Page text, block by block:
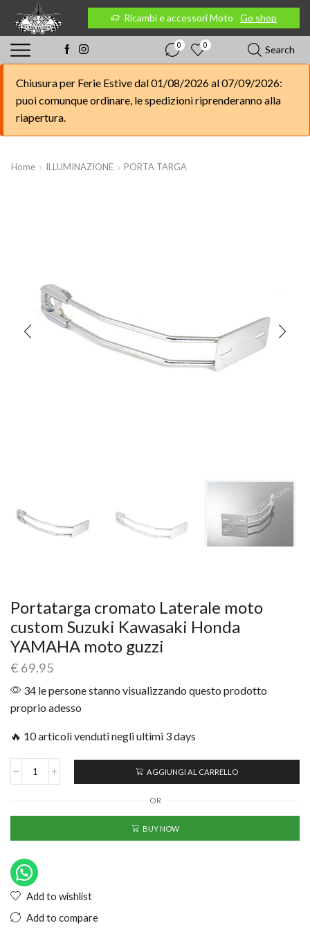
Go shop Ricambi e accessori Moto Go shop
0 0 Search
Chiusura per Ferie Estive dal 01/08/2026 al 07/09/2026:
puoi comunque ordinare, le spedizioni riprenderanno alla
riapertura.
Home ILLUMINAZIONE PORTA TARGA
Portatarga cromato Laterale moto
custom Suzuki Kawasaki Honda
YAMAHA moto guzzi
€ 69.95
34 le persone stanno visualizzando questo prodotto
proprio adesso
🔥 10 articoli venduti negli ultimi 3 days
AGGIUNGI AL CARRELLO
OR
BUY NOW
Add to wishlist
Add to compare